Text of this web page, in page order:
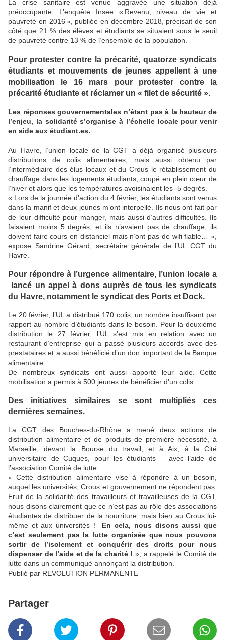
La crise sanitaire est venue aggravée une situation déjà
préoccupante. L’enquête Insee « Revenu, niveau de vie et
pauvreté en 2016 », publiée en décembre 2018, précisait de son
côté que 21 % des élèves et étudiants se situaient sous le seuil
de pauvreté contre 13 % de l’ensemble de la population.
Pour protester contre la précarité, quatorze syndicats
étudiants et mouvements de jeunes appellent à une
mobilisation le 16 mars pour protester contre la
précarité étudiante et réclamer un « filet de sécurité ».
Les réponses gouvernementales n’étant pas à la hauteur de
l’enjeu, la solidarité s’organise à l’échelle locale pour venir
en aide aux étudiant.es.
Au Havre, l’union locale de la CGT a déjà organisé plusieurs
distributions de colis alimentaires, mais aussi obtenu par
l’intermédiaire des élus locaux et du Crous le rétablissement du
chauffage dans les logements étudiants, coupé en plein cœur de
l’hiver et alors que les températures avoisinaient les -5 degrés.
« Lors de la journée d’action du 4 février, les étudiants sont venus
dans la manif et deux jeunes m’ont interpellé. Ils nous ont fait par
de leur difficulté pour manger, mais aussi d’autres difficultés. Ils
faisaient moins 5 degrés, et ils n’avaient pas de chauffage, ils
doivent faire cours en distanciel mais n’ont pas de wifi fiable… »,
expose Sandrine Gérard, secrétaire générale de l’UL CGT du
Havre.
Pour répondre à l’urgence alimentaire, l’union locale a
lancé un appel à dons auprès de tous les syndicats
du Havre, notamment le syndicat des Ports et Dock.
Le 20 février, l’UL a distribué 170 colis, un nombre insuffisant par
rapport au nombre d’étudiants dans le besoin. Pour la deuxième
distribution le 27 février, l’UL s’est mis en relation avec un
restaurant d’entreprise qui a passé plusieurs accords avec des
prestataires et a aussi bénéficié d’un don important de la Banque
alimentaire.
De nombreux syndicats ont aussi apporté leur aide. Cette
mobilisation a permis à 500 jeunes de bénéficier d’un colis.
Des initiatives similaires se sont multipliés ces
dernières semaines.
La CGT des Bouches-du-Rhône a mené deux actions de
distribution alimentaire et de produits de première nécessité, à
Marseille, devant la Bourse du travail, et à Aix, à la Cité
universitaire de Cuques, pour les étudiants – avec l’aide de
l’association Comité de lutte.
« Cette distribution alimentaire vise à répondre à un besoin,
auquel les universités, Crous et gouvernement ne répondent pas.
Fruit de la solidarité des travailleurs et travailleuses de la CGT,
nous disons clairement que ce n’est pas au rôle des associations
étudiantes de distribuer de la nourriture, mais bien au Crous lui-
même et aux universités !
En cela, nous disons aussi que
c’est seulement pas la lutte organisée que nous pouvons
sortir de l’isolement et conquérir des droits pour nous
dispenser de l’aide et de la charité ! », a rappelé le Comité de
lutte dans un communiqué annonçant la distribution.
Publié par REVOLUTION PERMANENTE
Partager